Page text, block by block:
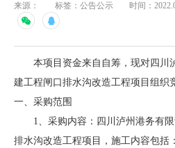
来源： 标签：公告公示 时间：
本项目资金来自自筹，现对四川
建工程闸口排水沟改造工程项目组织
一、采购范围
1、采购内容：四川泸州港务有
排水沟改造工程项目，施工内容包括